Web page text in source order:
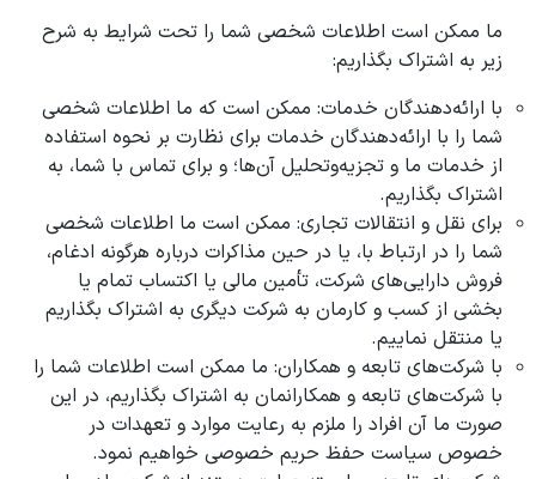
ما ممکن است اطلاعات شخصی شما را تحت شرایط به شرح
زیر به اشتراک بگذاریم:
با ارائه‌دهندگان خدمات: ممکن است که ما اطلاعات شخصی
شما را با ارائه‌دهندگان خدمات برای نظارت بر نحوه استفاده
از خدمات ما و تجزیه‌وتحلیل آن‌ها؛ و برای تماس با شما، به
اشتراک بگذاریم.
برای نقل و انتقالات تجاری: ممکن است ما اطلاعات شخصی
شما را در ارتباط با، یا در حین مذاکرات درباره هرگونه ادغام،
فروش دارایی‌های شرکت، تأمین مالی یا اکتساب تمام یا
بخشی از کسب و کارمان به شرکت دیگری به اشتراک بگذاریم
یا منتقل نماییم.
با شرکت‌های تابعه و همکاران: ما ممکن است اطلاعات شما را
با شرکت‌های تابعه و همکارانمان به اشتراک بگذاریم، در این
صورت ما آن افراد را ملزم به رعایت موارد و تعهدات در
خصوص سیاست حفظ حریم خصوصی خواهیم نمود.